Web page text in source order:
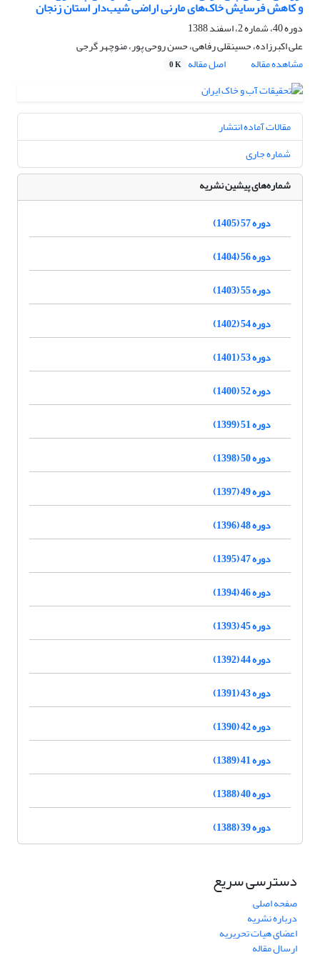
و کاهش فرسایش خاک‌های مارنی اراضی شیب‌دار استان زنجان
دوره 40، شماره 2، اسفند 1388
علی اکبرزاده، حسینقلی رفاهی، حسن روحی پور، منوچهر گرجی
مشاهده مقاله
اصل مقاله 0 K
مقالات آماده انتشار
شماره جاری
شماره‌های پیشین نشریه
دوره 57 (1405)
دوره 56 (1404)
دوره 55 (1403)
دوره 54 (1402)
دوره 53 (1401)
دوره 52 (1400)
دوره 51 (1399)
دوره 50 (1398)
دوره 49 (1397)
دوره 48 (1396)
دوره 47 (1395)
دوره 46 (1394)
دوره 45 (1393)
دوره 44 (1392)
دوره 43 (1391)
دوره 42 (1390)
دوره 41 (1389)
دوره 40 (1388)
دوره 39 (1388)
دسترسی سریع
صفحه اصلی
درباره نشریه
اعضای هیات تحریریه
ارسال مقاله